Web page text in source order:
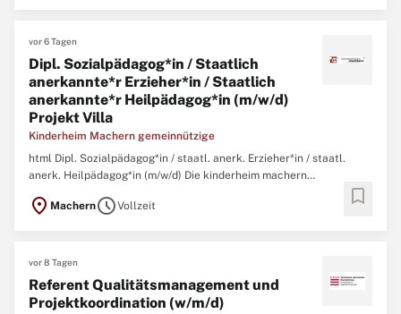
vor 6 Tagen
Dipl. Sozialpädagog*in / Staatlich
anerkannte*r Erzieher*in / Staatlich
anerkannte*r Heilpädagog*in (m/w/d)
Projekt Villa
Kinderheim Machern gemeinnützige
html Dipl. Sozialpädagog*in / staatl. anerk. Erzieher*in / staatl.
anerk. Heilpädagog*in (m/w/d) Die kinderheim machern
Jugendhilfeträger mit verschiedenen Standorten in der Region
location_on MachernscheduleVollzeit bookmark
vor 8 Tagen
Referent Qualitätsmanagement und
Projektkoordination (w/m/d)